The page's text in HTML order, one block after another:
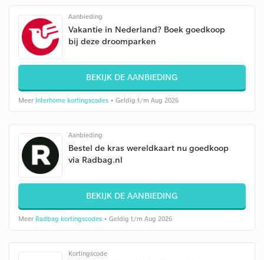
Aanbieding
Vakantie in Nederland? Boek goedkoop
bij deze droomparken
BEKIJK DE AANBIEDING
Meer Interhome kortingscodes • Geldig t/m Aug 2026
Aanbieding
Bestel de kras wereldkaart nu goedkoop
via Radbag.nl
BEKIJK DE AANBIEDING
Meer Radbag kortingscodes • Geldig t/m Aug 2026
Kortingscode